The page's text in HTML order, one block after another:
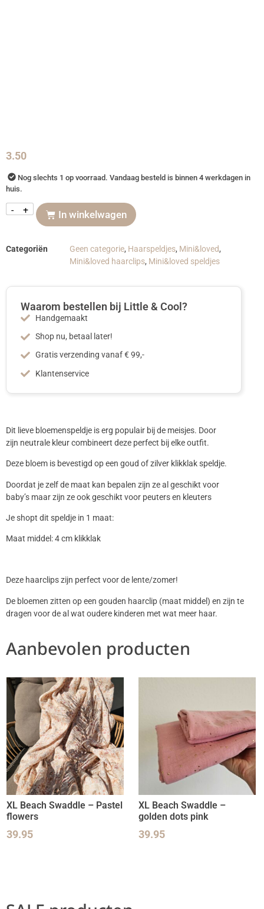
3.50
Nog slechts 1 op voorraad. Vandaag besteld is binnen 4 werkdagen in
huis.
- + In winkelwagen
Categoriën Geen categorie, Haarspeldjes, Mini&loved,
Mini&loved haarclips, Mini&loved speldjes
Waarom bestellen bij Little & Cool?
Handgemaakt
Shop nu, betaal later!
Gratis verzending vanaf € 99,-
Klantenservice
Dit lieve bloemenspeldje is erg populair bij de meisjes. Door
zijn neutrale kleur combineert deze perfect bij elke outfit.
Deze bloem is bevestigd op een goud of zilver klikklak speldje.
Doordat je zelf de maat kan bepalen zijn ze al geschikt voor
baby’s maar zijn ze ook geschikt voor peuters en kleuters
Je shopt dit speldje in 1 maat:
Maat middel: 4 cm klikklak
Deze haarclips zijn perfect voor de lente/zomer!
De bloemen zitten op een gouden haarclip (maat middel) en zijn te
dragen voor de al wat oudere kinderen met wat meer haar.
Aanbevolen producten
XL Beach Swaddle – Pastel
flowers
39.95
XL Beach Swaddle –
golden dots pink
39.95